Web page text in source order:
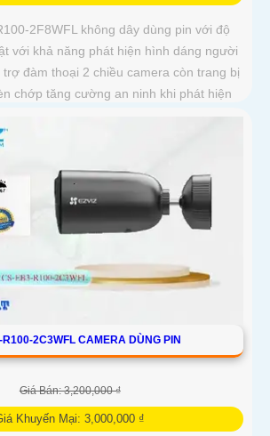
2F8WFL không dây dùng pin với độ
với khả năng phát hiện hình dáng người
đàm thoại 2 chiều camera còn trang bị
chớp tăng cường an ninh khi phát hiện
IP65 chống nước và bụi giúp hoạt động
2C3WFL CAMERA DÙNG PIN
Giá Bán: 3,200,000 ₫
Khuyến Mại: 3,000,000 ₫